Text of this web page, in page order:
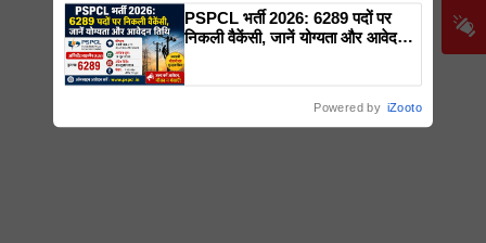
PSPCL भर्ती 2026: 6289 पदों पर
निकली वैकेंसी, जानें योग्यता और आवेदन
Powered by iZooto